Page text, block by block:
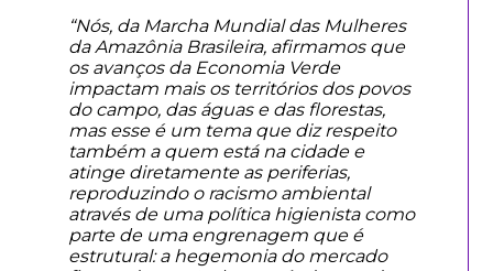
“Nós, da Marcha Mundial das Mulheres
da Amazônia Brasileira, afirmamos que
os avanços da Economia Verde
impactam mais os territórios dos povos
do campo, das águas e das florestas,
mas esse é um tema que diz respeito
também a quem está na cidade e
atinge diretamente as periferias,
reproduzindo o racismo ambiental
através de uma política higienista como
parte de uma engrenagem que é
estrutural: a hegemonia do mercado